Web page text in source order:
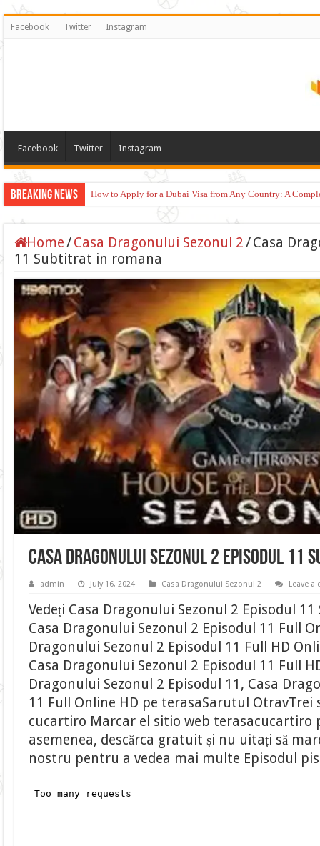
Facebook Twitter Instagram
Facebook Twitter Instagram
Breaking News How to Apply for a Dubai Visa from Any Country: A
Home/Casa Dragonului Sezonul 2/Casa
11 Subtitrat in romana
Casa Dragonului Sezonul 2 Episodul 11
admin July 16, 2024 Casa Dragonului Sezonul 2 Leave a
Vedeți Casa Dragonului Sezonul 2 Episodul
Casa Dragonului Sezonul 2 Episodul 11 Full
Dragonului Sezonul 2 Episodul 11 Full HD
Casa Dragonului Sezonul 2 Episodul 11 Full
Dragonului Sezonul 2 Episodul 11, Casa
11 Full Online HD pe terasaSarutul
cucartiro Marcar el sitio web terasacucartiro
asemenea, descărca gratuit și nu uitați să
nostru pentru a vedea mai multe Episodul